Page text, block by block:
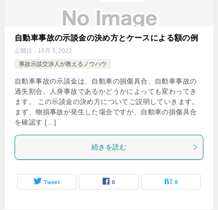
自動車事故の示談金の決め方とケースによる額の例
公開日： 10月 3, 2022
事故示談交渉人が教えるノウハウ
自動車事故の示談金は、自動車の損傷具合、自動車事故の
過失割合、人身事故であるかどうかによっても変わってき
ます。 この示談金の決め方についてご説明していきます。
まず、物損事故が発生した場合ですが、自動車の損傷具合
を確認す […]
続きを読む
Tweet 0 0